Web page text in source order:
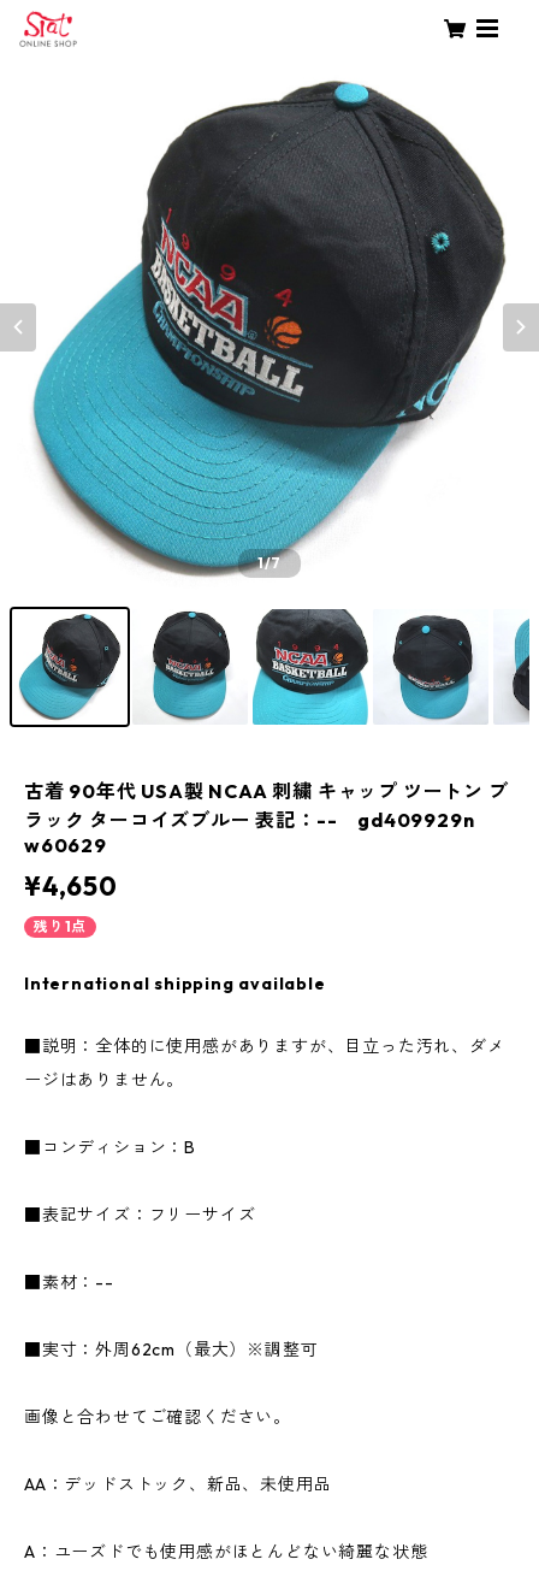
1/7
古着 90年代 USA製 NCAA 刺繍 キャップ ツートン ブ
ラック ターコイズブルー 表記：-- gd409929n
w60629
¥4,650
残り1点
International shipping available
■説明：全体的に使用感がありますが、目立った汚れ、ダメ
ージはありません。
■コンディション：B
■表記サイズ：フリーサイズ
■素材：--
■実寸：外周62cm（最大）※調整可
画像と合わせてご確認ください。
AA：デッドストック、新品、未使用品
A：ユーズドでも使用感がほとんどない綺麗な状態